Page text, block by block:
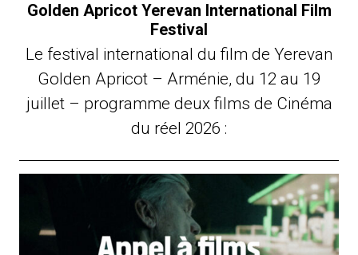
Golden Apricot Yerevan International Film
Festival
Le festival international du film de Yerevan
Golden Apricot – Arménie, du 12 au 19
juillet – programme deux films de Cinéma
du réel 2026 :